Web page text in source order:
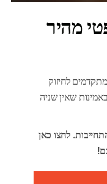
מהיר
לחיזוק
שאין שניה
לחצו כאן